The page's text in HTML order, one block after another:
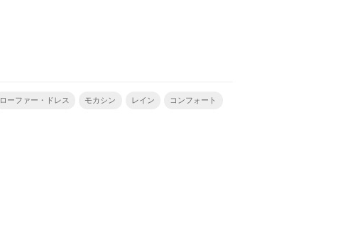
ローファー・ドレス モカシン レイン コンフォート